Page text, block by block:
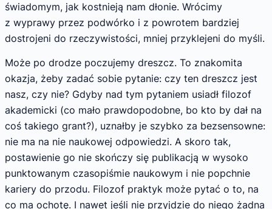
świadomym, jak kostnieją nam dłonie. Wrócimy
z wyprawy przez podwórko i z powrotem bardziej
dostrojeni do rzeczywistości, mniej przyklejeni do myśli.
Może po drodze poczujemy dreszcz. To znakomita
okazja, żeby zadać sobie pytanie: czy ten dreszcz jest
nasz, czy nie? Gdyby nad tym pytaniem usiadł filozof
akademicki (co mało prawdopodobne, bo kto by dał na
coś takiego grant?), uznałby je szybko za bezsensowne:
nie ma na nie naukowej odpowiedzi. A skoro tak,
postawienie go nie skończy się publikacją w wysoko
punktowanym czasopiśmie naukowym i nie popchnie
kariery do przodu. Filozof praktyk może pytać o to, na
co ma ochotę. I nawet jeśli nie przyjdzie do niego żadna